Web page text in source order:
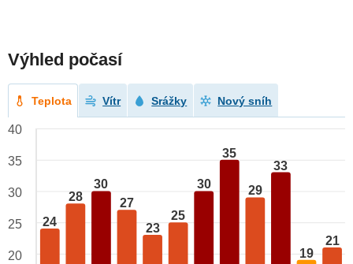
Výhled počasí
Teplota Vítr Srážky Nový sníh
24
28
30
27
23
25
30
35
29
33
19
21
40
35
30
25
20